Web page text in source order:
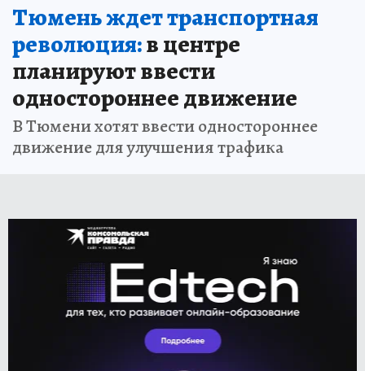
Тюмень ждет транспортная
революция:в центре
планируют ввести
одностороннее движение
В Тюмени хотят ввести одностороннее
движение для улучшения трафика